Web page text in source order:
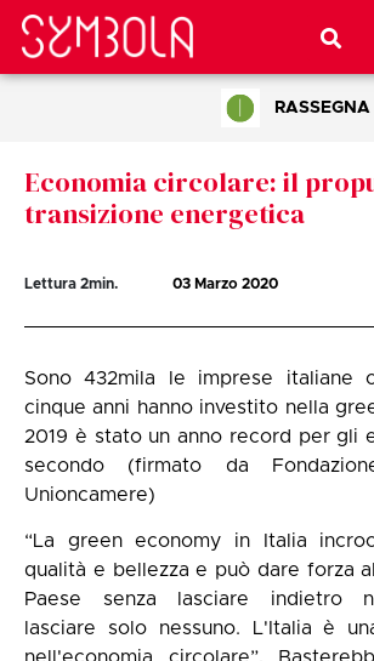
RASSEGNA
Economia circolare: il
transizione energetica
Lettura 2min. 03 Marzo 2020
Sono 432mila le imprese italiane
cinque anni hanno investito nella
2019 è stato un anno record per gli
secondo (firmato da
Unioncamere)
“La green economy in Italia
qualità e bellezza e può dare forza
Paese senza lasciare indietro
lasciare solo nessuno. L'Italia è